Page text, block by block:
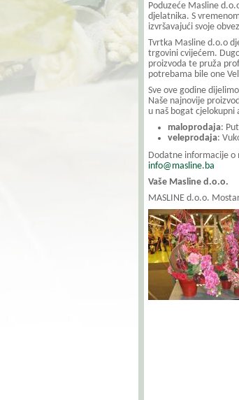
Poduzeće Masline
djelatnika. S
izvršavajući svoje
Tvrtka Masline d.o.o
trgovini cvijećem.
proizvoda te pruža
potrebama bile one
Sve ove godine
Naše najnovije
u naš bogat cjelokupni
maloprodaja:
veleprodaja:
Dodatne informacije o
info@masline.ba
Vaše Masline d.o.o.
MASLINE d.o.o.